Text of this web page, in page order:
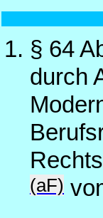
§ 64
durch
(aF)